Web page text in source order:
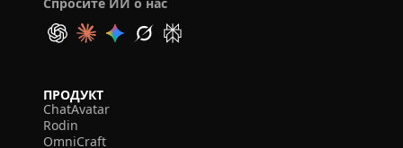
ПРОДУКТ
ChatAvatar
Rodin
OmniCraft